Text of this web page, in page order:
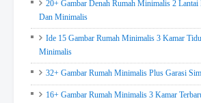
20+ Gambar Denah Rumah Minimalis 2
Dan Minimalis
Ide 15 Gambar Rumah Minimalis 3 Kamar
Minimalis
32+ Gambar Rumah Minimalis Plus Garasi
16+ Gambar Rumah Minimalis 3 Kamar